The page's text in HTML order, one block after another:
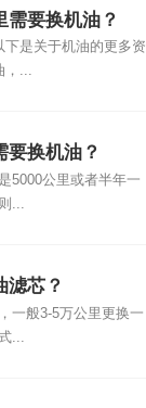
需要换机油？
下是关于机油的更多资
，...
要换机油？
5000公里或者半年一
...
滤芯？
一般3-5万公里更换一
...